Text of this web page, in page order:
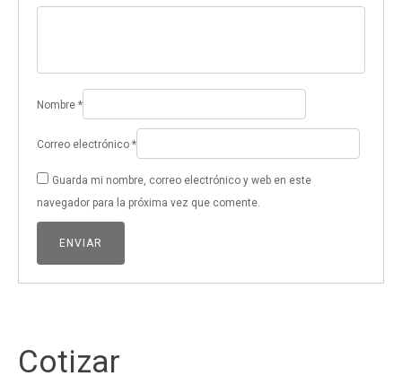
Nombre *
Correo electrónico *
Guarda mi nombre, correo electrónico y web en este
navegador para la próxima vez que comente.
Cotizar